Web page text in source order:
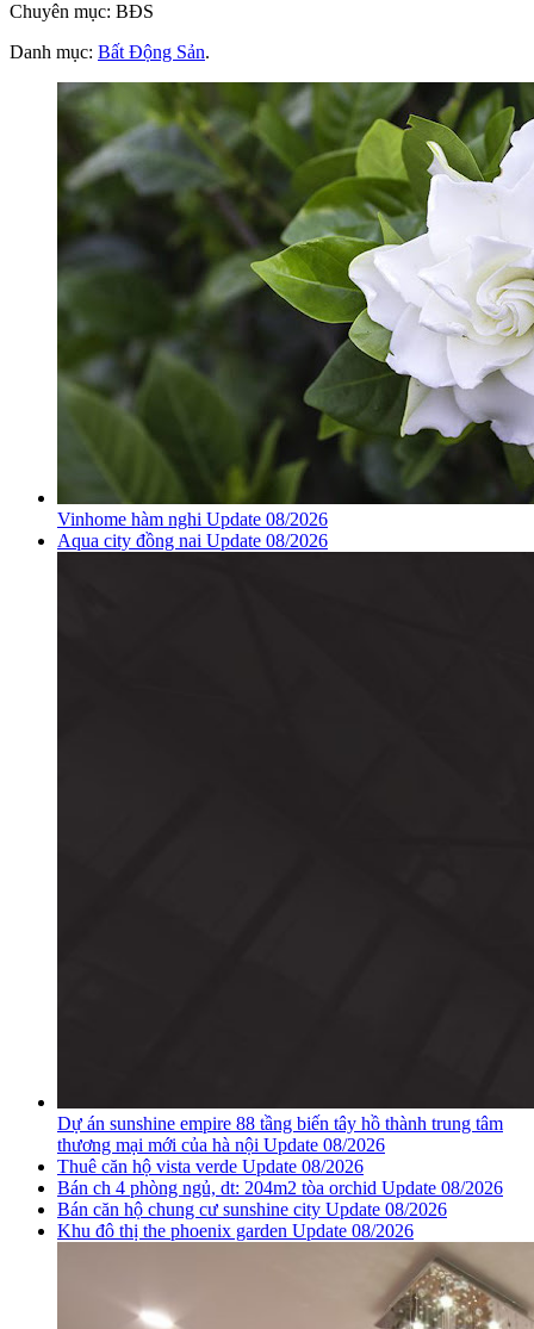
Chuyên mục: BĐS
Danh mục: Bất Động Sản.
Vinhome hàm nghi Update 08/2026
Aqua city đồng nai Update 08/2026
Dự án sunshine empire 88 tầng biến tây hồ thành trung tâm
thương mại mới của hà nội Update 08/2026
Thuê căn hộ vista verde Update 08/2026
Bán ch 4 phòng ngủ, dt: 204m2 tòa orchid Update 08/2026
Bán căn hộ chung cư sunshine city Update 08/2026
Khu đô thị the phoenix garden Update 08/2026